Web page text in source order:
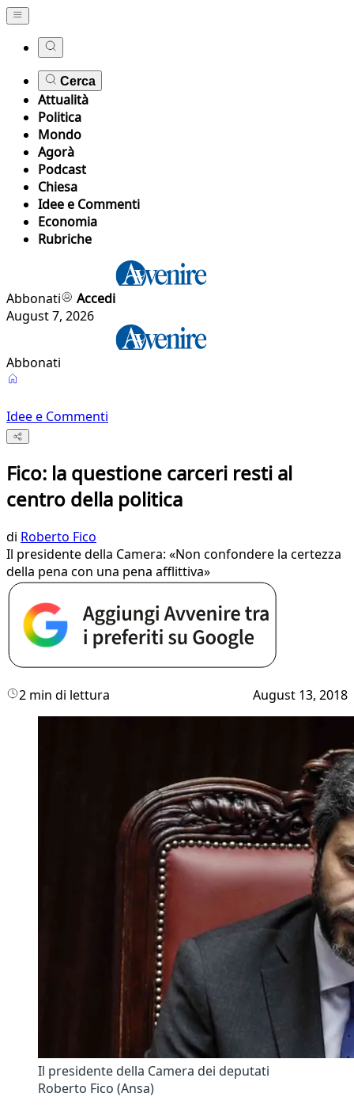
Cerca
Attualità
Politica
Mondo
Agorà
Podcast
Chiesa
Idee e Commenti
Economia
Rubriche
Abbonati
Accedi
August 7, 2026
Abbonati
Idee e Commenti
Fico: la questione carceri resti al
centro della politica
di Roberto Fico
Il presidente della Camera: «Non confondere la certezza
della pena con una pena afflittiva»
2 min di lettura August 13, 2018
Il presidente della Camera dei deputati
Roberto Fico (Ansa)